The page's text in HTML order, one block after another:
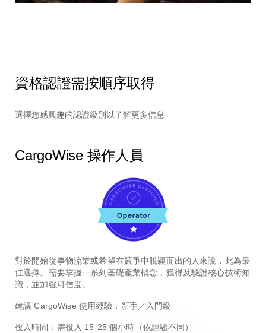
資格認證需按順序取得
選擇您感興趣的認證級別以了解更多信息
CargoWise 操作人員
對於開始從事物流業或希望在競爭中脫穎而出的人來說，此為最
佳選擇。需要掌握一系列基礎產業概念，獲得及驗證核心技術知
識，並加強可信度。
建議 CargoWise 使用經驗： 新手／入門級
投入時間： 需投入 15-25 個小時（依經驗不同）